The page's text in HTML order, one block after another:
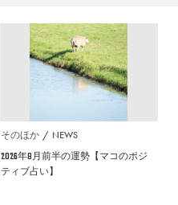
そのほか NEWS
2026年8月前半の運勢【マコのポジ
ティブ占い】